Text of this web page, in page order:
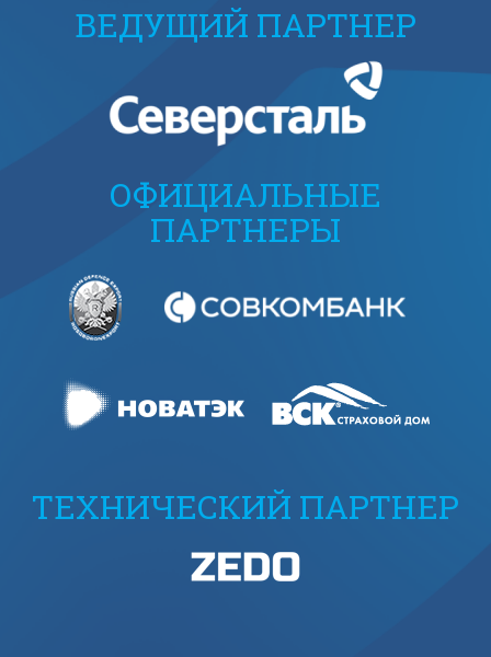
ВЕДУЩИЙ ПАРТНЕР
ОФИЦИАЛЬНЫЕ
ПАРТНЕРЫ
ТЕХНИЧЕСКИЙ ПАРТНЕР